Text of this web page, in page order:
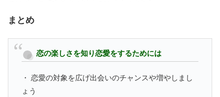
まとめ
恋の楽しさを知り恋愛をするためには
・ 恋愛の対象を広げ出会いのチャンスや増やしまし
ょう